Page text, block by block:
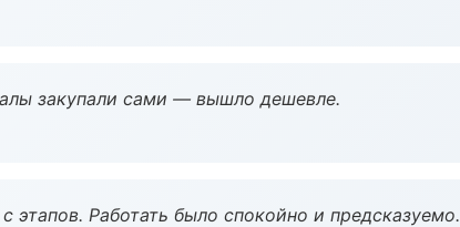
закупали сами — вышло дешевле.
этапов. Работать было спокойно и предсказуемо.